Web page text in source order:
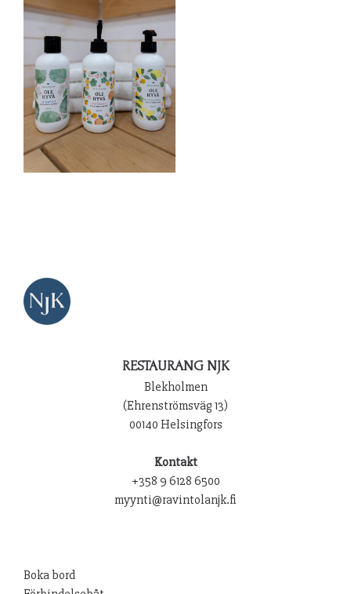
RESTAURANG NJK
Blekholmen
(Ehrenströmsväg 13)
00140 Helsingfors
Kontakt
+358 9 6128 6500
myynti@ravintolanjk.fi
Boka bord